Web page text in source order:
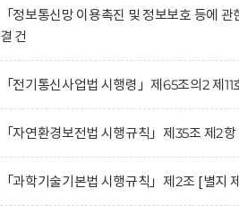
「정보통신망 이용촉진 및 정보보호 등에
결 건
「전기통신사업법 시행령」제65조의2 제
「자연환경보전법 시행규칙」제35조 제2
「과학기술기본법 시행규칙」제2조 [별지